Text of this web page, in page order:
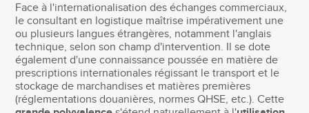
Face à l'internationalisation des échanges commerciaux,
le consultant en logistique maîtrise impérativement une
ou plusieurs langues étrangères, notamment l'anglais
technique, selon son champ d'intervention. Il se dote
également d'une connaissance poussée en matière de
prescriptions internationales régissant le transport et le
stockage de marchandises et matières premières
(réglementations douanières, normes QHSE, etc.). Cette